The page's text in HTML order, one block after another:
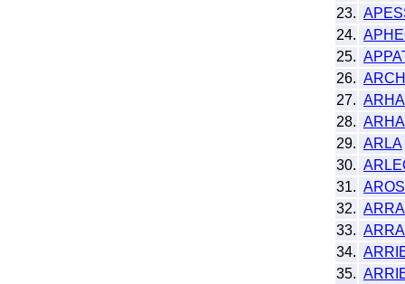
23.
24.
25.
26.
27.
28.
29. ARLA
30.
31.
32.
33.
34.
35.